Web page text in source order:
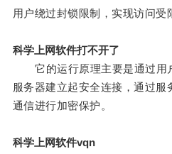
用户绕过封锁限制，实现访问受
科学上网软件打不开了
它的运行原理主要是通过用
服务器建立起安全连接，通过
通信进行加密保护。
科学上网软件vqn